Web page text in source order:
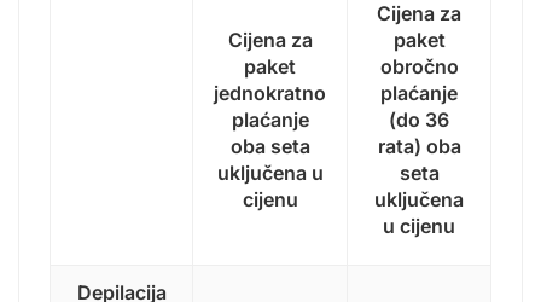
Cijena za
paket
jednokratno
plaćanje
oba seta
uključena u
cijenu
Cijena za
paket
obročno
plaćanje
(do 36
rata) oba
seta
uključena
u cijenu
Depilacija